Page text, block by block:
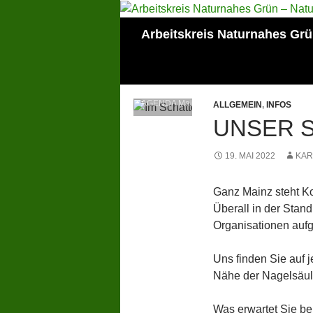
Arbeitskreis Naturnahes
ALLGEMEIN, INFOS
UNSER
19. MAI 2022
Ganz Mainz steht
Überall in der
Organisationen
Uns finden Sie auf
Nähe der
Was erwartet Sie
AGENDA Mainz